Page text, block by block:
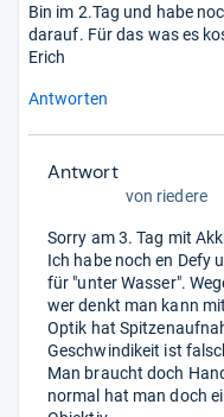
Bin im 2.Tag und habe
darauf. Für das was es
Erich
Antworten
Antwort
von riedere
Sorry am 3. Tag mit
Ich habe noch en Defy
für "unter Wasser".
wer denkt man kann
Optik hat
Geschwindikeit ist
Man braucht doch
normal hat man doch